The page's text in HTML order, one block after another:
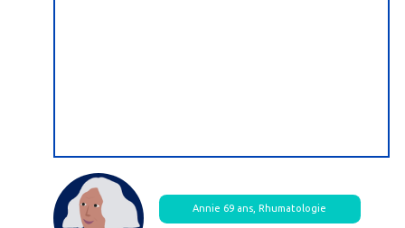
Annie 69 ans, Rhumatologie